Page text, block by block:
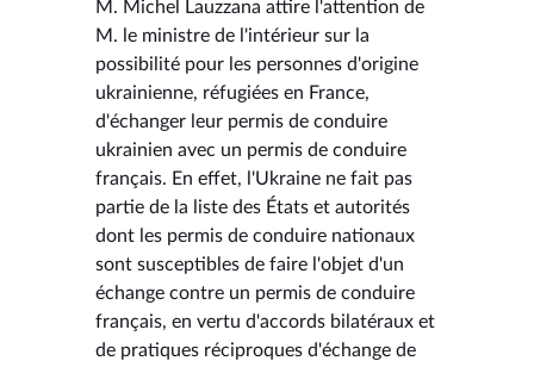
M. Michel Lauzzana attire l'attention de
M. le ministre de l'intérieur sur la
possibilité pour les personnes d'origine
ukrainienne, réfugiées en France,
d'échanger leur permis de conduire
ukrainien avec un permis de conduire
français. En effet, l'Ukraine ne fait pas
partie de la liste des États et autorités
dont les permis de conduire nationaux
sont susceptibles de faire l'objet d'un
échange contre un permis de conduire
français, en vertu d'accords bilatéraux et
de pratiques réciproques d'échange de